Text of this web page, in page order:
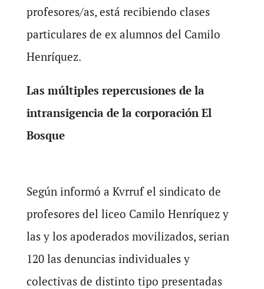
profesores/as, está recibiendo clases
particulares de ex alumnos del Camilo
Henríquez.
Las múltiples repercusiones de la
intransigencia de la corporación El
Bosque
Según informó a Kvrruf el sindicato de
profesores del liceo Camilo Henríquez y
las y los apoderados movilizados, serian
120 las denuncias individuales y
colectivas de distinto tipo presentadas